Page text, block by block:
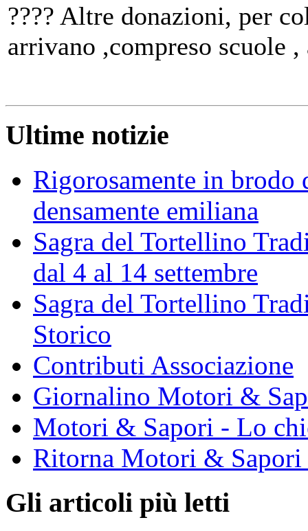
???? Altre donazioni, per
arrivano ,compreso scuole
Ultime notizie
Rigorosamente in brodo
densamente emiliana
Sagra del Tortellino
dal 4 al 14 settembre
Sagra del Tortellino
Storico
Contributi Associazione
Giornalino Motori &
Motori & Sapori - Lo
Ritorna Motori & Sapori
Gli articoli più letti